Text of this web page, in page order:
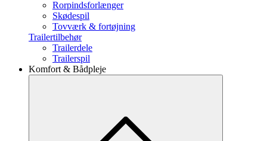
Rorpindsforlænger
Skødespil
Tovværk & fortøjning
Trailertilbehør
Trailerdele
Trailerspil
Komfort & Bådpleje